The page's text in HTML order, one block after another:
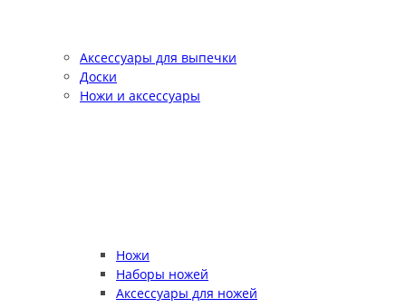
Аксессуары для выпечки
Доски
Ножи и аксессуары
Ножи
Наборы ножей
Аксессуары для ножей